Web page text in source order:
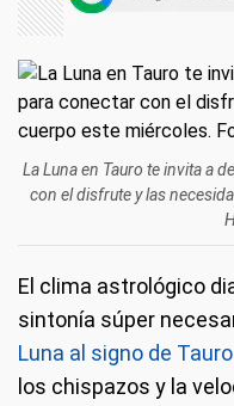
La Luna en Tauro te invita a
con el disfrute y las
El clima astrológico
sintonía súper
Luna al signo de
los chispazos y la